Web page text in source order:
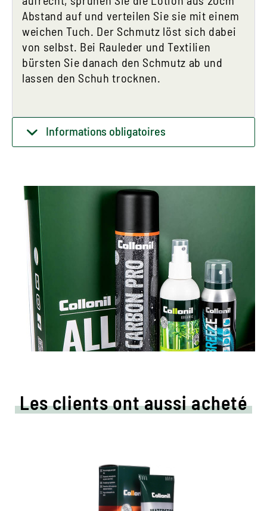
Abstand auf und verteilen Sie sie mit einem
weichen Tuch. Der Schmutz löst sich dabei
von selbst. Bei Rauleder und Textilien
bürsten Sie danach den Schmutz ab und
lassen den Schuh trocknen.
Informations obligatoires
Les clients ont aussi acheté
Crème de couleur colorée